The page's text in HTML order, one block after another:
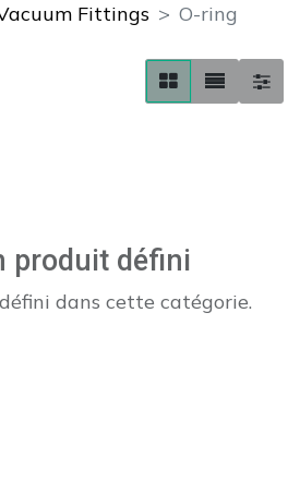
Fittings
O-ring
produit défini
dans cette catégorie.